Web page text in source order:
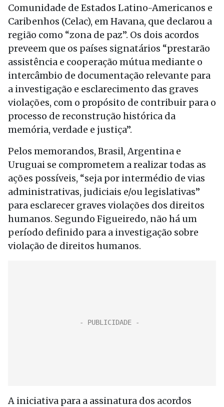
Comunidade de Estados Latino-Americanos e
Caribenhos (Celac), em Havana, que declarou a
região como “zona de paz”. Os dois acordos
preveem que os países signatários “prestarão
assistência e cooperação mútua mediante o
intercâmbio de documentação relevante para
a investigação e esclarecimento das graves
violações, com o propósito de contribuir para o
processo de reconstrução histórica da
memória, verdade e justiça”.
Pelos memorandos, Brasil, Argentina e
Uruguai se comprometem a realizar todas as
ações possíveis, “seja por intermédio de vias
administrativas, judiciais e/ou legislativas”
para esclarecer graves violações dos direitos
humanos. Segundo Figueiredo, não há um
período definido para a investigação sobre
violação de direitos humanos.
A iniciativa para a assinatura dos acordos